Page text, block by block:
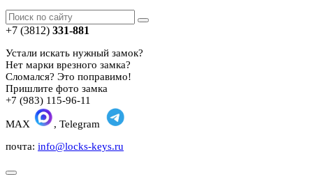
+7 (3812) 331-881
Устали искать нужный замок?
Нет марки врезного замка?
Сломался? Это поправимо!
Пришлите фото замка
+7 (983) 115-96-11
MAX
, Telegram
почта: info@locks-keys.ru